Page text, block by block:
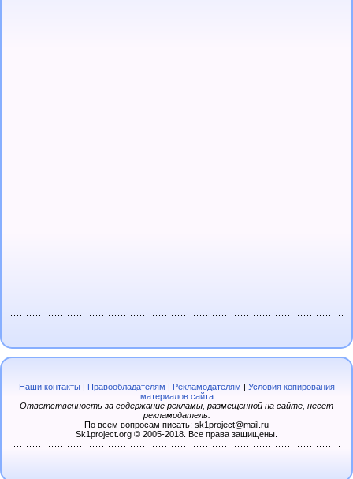
Наши контакты| Правообладателям Рекламодателям
Условия копирования
материалов сайта
Ответственность за содержание рекламы, размещенной на сайте, несет
рекламодатель.
По всем вопросам писать: sk1project@mail.ru
Sk1project.org © 2005-2018. Все права защищены.